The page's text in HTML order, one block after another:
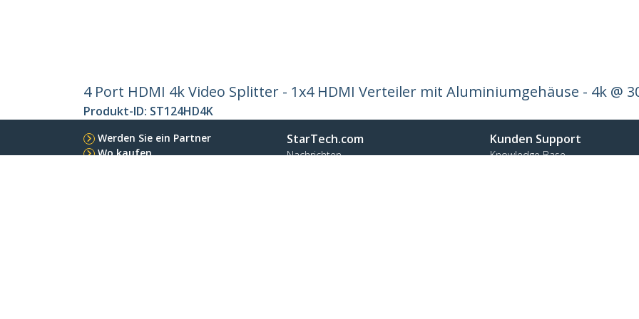
4 Port HDMI 4k Video Splitter - 1x4 HDMI Verteiler mit Aluminiumgehäuse - 4k @
Produkt-ID: ST124HD4K
Werden Sie ein Partner
Wo kaufen
StarTech.com
Nachrichten
Kunden Support
Knowledge Base